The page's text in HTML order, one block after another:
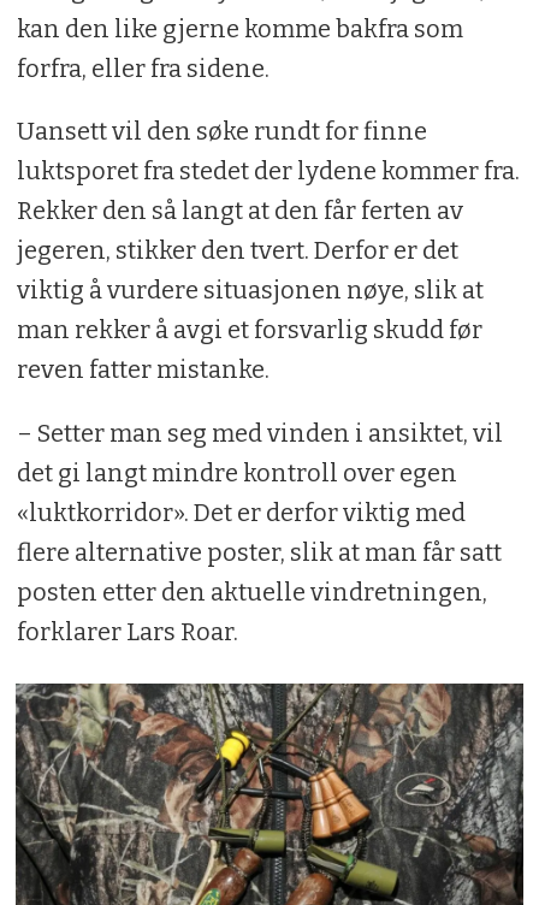
kan den like gjerne komme bakfra som
forfra, eller fra sidene.
Uansett vil den søke rundt for finne
luktsporet fra stedet der lydene kommer fra.
Rekker den så langt at den får ferten av
jegeren, stikker den tvert. Derfor er det
viktig å vurdere situasjonen nøye, slik at
man rekker å avgi et forsvarlig skudd før
reven fatter mistanke.
– Setter man seg med vinden i ansiktet, vil
det gi langt mindre kontroll over egen
«luktkorridor». Det er derfor viktig med
flere alternative poster, slik at man får satt
posten etter den aktuelle vindretningen,
forklarer Lars Roar.